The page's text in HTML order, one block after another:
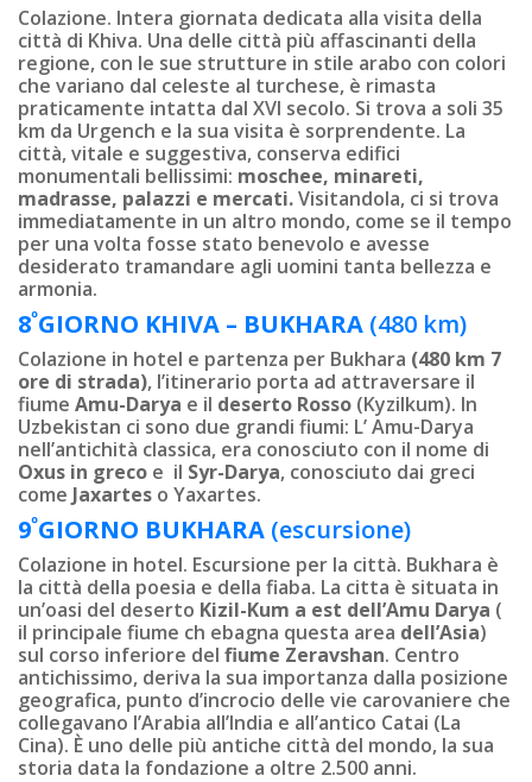
Colazione. Intera giornata dedicata alla visita della
città di Khiva. Una delle città più affascinanti della
regione, con le sue strutture in stile arabo con colori
che variano dal celeste al turchese, è rimasta
praticamente intatta dal XVI secolo. Si trova a soli 35
km da Urgench e la sua visita è sorprendente. La
città, vitale e suggestiva, conserva edifici
monumentali bellissimi: moschee, minareti,
madrasse, palazzi e mercati.Visitandola, ci si trova
immediatamente in un altro mondo, come se il tempo
per una volta fosse stato benevolo e avesse
desiderato tramandare agli uomini tanta bellezza e
armonia.
8ºGIORNO KHIVA – BUKHARA (480 km)
Colazione in hotel e partenza per Bukhara (480 km 7
ore di strada), l’itinerario porta ad attraversare il
fiume Amu-Darya e il deserto Rosso (Kyzilkum). In
Uzbekistan ci sono due grandi fiumi: L’ Amu-Darya
nell’antichità classica, era conosciuto con il nome di
Oxus in greco e il Syr-Darya, conosciuto dai greci
come Jaxartes o Yaxartes.
9ºGIORNO BUKHARA (escursione)
Colazione in hotel. Escursione per la città. Bukhara è
la città della poesia e della fiaba. La cittа è situata in
un’oasi del deserto Kizil-Kum a est dell’Amu Darya (
il principale fiume ch ebagna questa area dell’Asia)
sul corso inferiore del fiume Zeravshan. Centro
antichissimo, deriva la sua importanza dalla posizione
geografica, punto d’incrocio delle vie carovaniere che
collegavano l’Arabia all’India e all’antico Catai (La
Cina). È uno delle più antiche città del mondo, la sua
storia data la fondazione a oltre 2.500 anni.